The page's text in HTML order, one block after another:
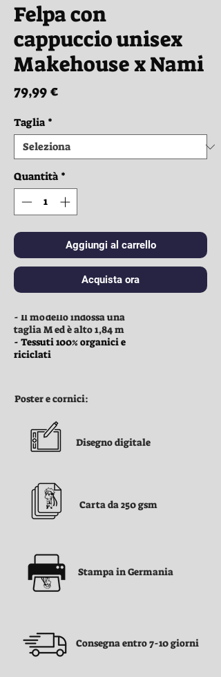
Vestiti:
- Il modello indossa una
taglia M ed è alto 1,84 m
- Tessuti 100% organici e
riciclati
Felpa con
cappuccio unisex
Makehouse x Nami
79,99 €
Taglia *
Quantità *
Aggiungi al carrello
Acquista ora
Poster e cornici:
Disegno digitale
Carta da 250 gsm
Stampa in Germania
Consegna entro 7-10 giorni